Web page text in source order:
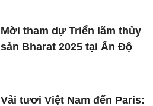
Mời tham dự Triển lãm thủy
sản Bharat 2025 tại Ấn Độ
Vải tươi Việt Nam đến Paris: